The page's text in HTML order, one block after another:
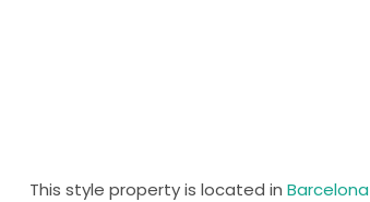
This style property is located in Barcelona